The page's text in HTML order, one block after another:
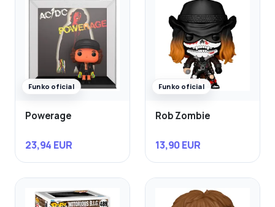
Funko oficial
Powerage
23,94 EUR
Funko oficial
Rob Zombie
13,90 EUR